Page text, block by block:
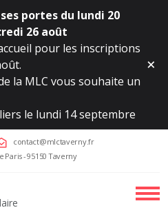
portes du lundi 20
26 août
pour les inscriptions
la MLC vous souhaite un
le lundi 14 septembre
contact@mlctaverny.fr
Paris - 95150 Taverny